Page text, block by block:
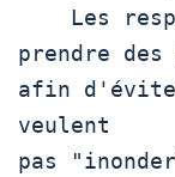
prendre
afin
veulent
pas